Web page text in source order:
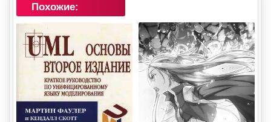
Похожие: